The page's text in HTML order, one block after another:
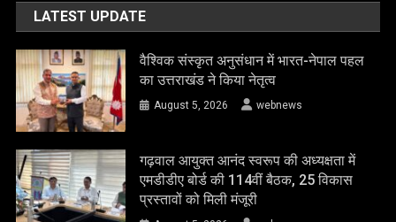
LATEST UPDATE
वैश्विक संस्कृत अनुसंधान में भारत-नेपाल पहल
का उत्तराखंड ने किया नेतृत्व
August 5, 2026 webnews
गढ़वाल आयुक्त आनंद स्वरूप की अध्यक्षता में
एमडीडीए बोर्ड की 114वीं बैठक, 25 विकास
प्रस्तावों को मिली मंजूरी